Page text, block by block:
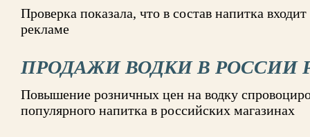
Проверка показала, что в состав напитка
рекламе
ПРОДАЖИ ВОДКИ В РОССИИ
Повышение розничных цен на водку
популярного напитка в российских магазинах